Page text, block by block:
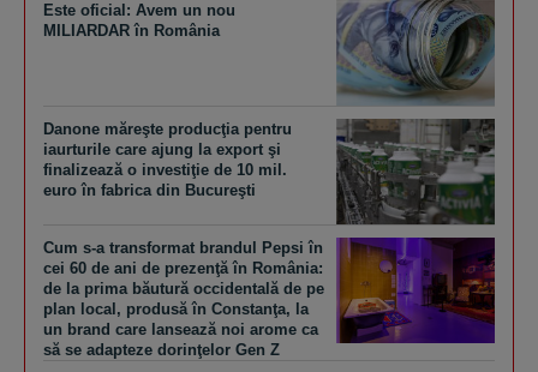
Este oficial: Avem un nou
MILIARDAR în România
Danone măreşte producţia pentru
iaurturile care ajung la export şi
finalizează o investiţie de 10 mil.
euro în fabrica din Bucureşti
Cum s-a transformat brandul Pepsi în
cei 60 de ani de prezenţă în România:
de la prima băutură occidentală de pe
plan local, produsă în Constanţa, la
un brand care lansează noi arome ca
să se adapteze dorinţelor Gen Z